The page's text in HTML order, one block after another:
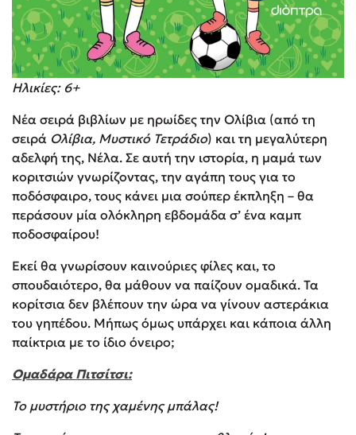
Ηλικίες: 6+
Νέα σειρά βιβλίων με ηρωίδες την Ολίβια (από τη
σειρά Ολίβια, Μυστικό Τετράδιο) και τη μεγαλύτερη
αδελφή της, Νέλα. Σε αυτή την ιστορία, η μαμά των
κοριτσιών γνωρίζοντας, την αγάπη τους για το
ποδόσφαιρο, τους κάνει μια σούπερ έκπληξη – θα
περάσουν μία ολόκληρη εβδομάδα σ’ ένα καμπ
ποδοσφαίρου!
Εκεί θα γνωρίσουν καινούριες φίλες και, το
σπουδαιότερο, θα μάθουν να παίζουν ομαδικά. Τα
κορίτσια δεν βλέπουν την ώρα να γίνουν αστεράκια
του γηπέδου. Μήπως όμως υπάρχει και κάποια άλλη
παίκτρια με το ίδιο όνειρο;
Ομαδάρα Πιτσίτσι:
Το μυστήριο της χαμένης μπάλας!